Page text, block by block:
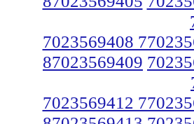
7023569408
87023569409
7023569412